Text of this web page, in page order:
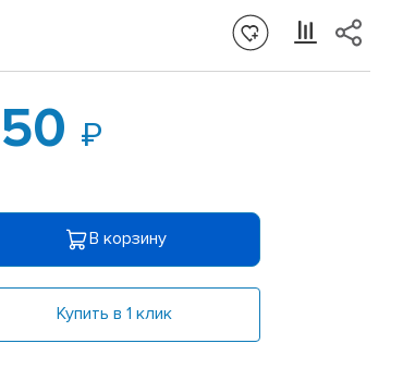
В корзину
Купить в 1 клик